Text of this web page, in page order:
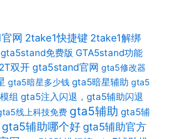
网 2take1快捷键 2take1解绑
gta5stand免费版 GTA5stand功能
双开 gta5stand官网 gta5修改器
gta5暗星多少钱 gta5暗星辅助 gta5
组 gta5注入闪退，gta5辅助闪退
线上科技免费 gta5辅助 gta5辅
gta5辅助哪个好gta5辅助官方